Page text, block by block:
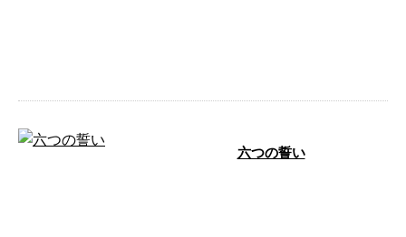
六つの誓い